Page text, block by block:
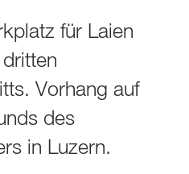
für Laien
Vorhang auf
des
in Luzern.